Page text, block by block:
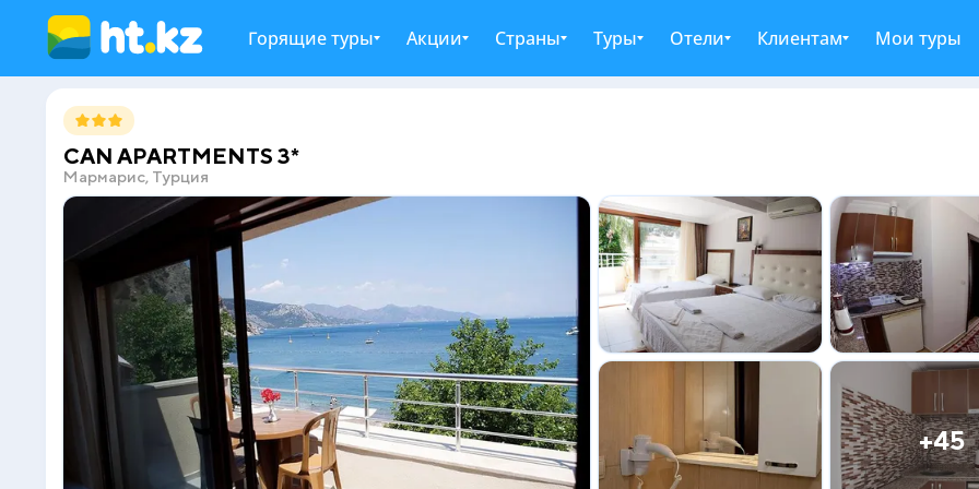
Горящие туры Акции Страны Туры Отели Клиентам Мои туры
CAN APARTMENTS 3*
Мармарис, Турция
+45